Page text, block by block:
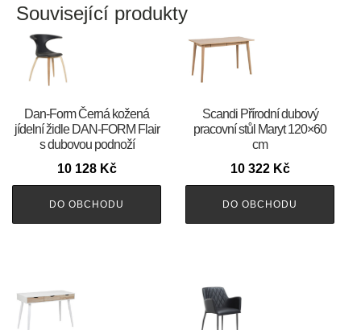
Související produkty
​​​​​Dan-Form Černá kožená
jídelní židle DAN-FORM Flair
s dubovou podnoží
10 128 Kč
DO OBCHODU
Scandi Přírodní dubový
pracovní stůl Maryt 120×60
cm
10 322 Kč
DO OBCHODU